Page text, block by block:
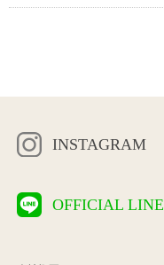
INSTAGRAM
OFFICIAL LINE